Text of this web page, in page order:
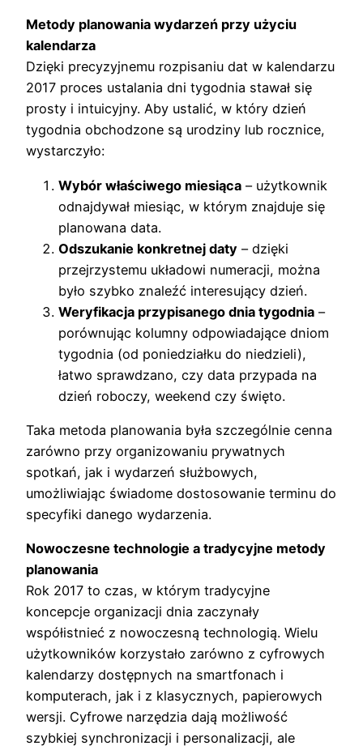
Metody planowania wydarzeń przy użyciu
kalendarza
Dzięki precyzyjnemu rozpisaniu dat w kalendarzu
2017 proces ustalania dni tygodnia stawał się
prosty i intuicyjny. Aby ustalić, w który dzień
tygodnia obchodzone są urodziny lub rocznice,
wystarczyło:
Wybór właściwego miesiąca – użytkownik
odnajdywał miesiąc, w którym znajduje się
planowana data.
Odszukanie konkretnej daty – dzięki
przejrzystemu układowi numeracji, można
było szybko znaleźć interesujący dzień.
Weryfikacja przypisanego dnia tygodnia –
porównując kolumny odpowiadające dniom
tygodnia (od poniedziałku do niedzieli),
łatwo sprawdzano, czy data przypada na
dzień roboczy, weekend czy święto.
Taka metoda planowania była szczególnie cenna
zarówno przy organizowaniu prywatnych
spotkań, jak i wydarzeń służbowych,
umożliwiając świadome dostosowanie terminu do
specyfiki danego wydarzenia.
Nowoczesne technologie a tradycyjne metody
planowania
Rok 2017 to czas, w którym tradycyjne
koncepcje organizacji dnia zaczynały
współistnieć z nowoczesną technologią. Wielu
użytkowników korzystało zarówno z cyfrowych
kalendarzy dostępnych na smartfonach i
komputerach, jak i z klasycznych, papierowych
wersji. Cyfrowe narzędzia dają możliwość
szybkiej synchronizacji i personalizacji, ale